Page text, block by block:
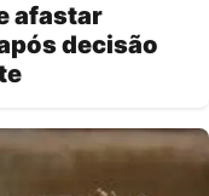
afastar
decisão